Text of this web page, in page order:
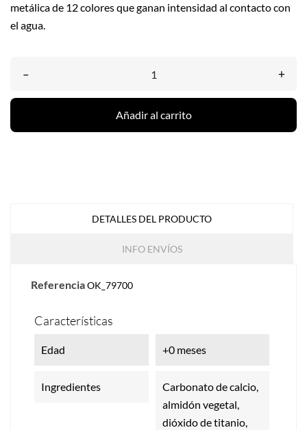
metálica de 12 colores que ganan intensidad al contacto con
el agua.
– +
Añadir al carrito
DETALLES DEL PRODUCTO
INFO ENVÍOS
ReferenciaOK_79700
Características
Edad +0 meses
Ingredientes
Carbonato de calcio,
almidón vegetal,
dióxido de titanio,